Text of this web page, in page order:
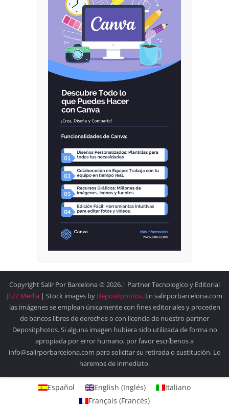
Copyright Salir Por Barcelona © 2026.| Partner Tecnologico y Editorial
JEZZ Media | Stock images by Depositphotos. En salirporbarcelona.com
las imágenes se emplean únicamente con fines editoriales y proceden
de bancos libres de derechos o con licencia de nuestro partner
Depositphotos. Si alguna imagen hubiera sido utilizada de forma no
apropiada por error humano, por favor escríbenos a
info@salirporbarcelona.com para solicitar su retirada o sustitución. Lo
haremos de inmediato.
Español English (Inglés)
Italiano
Français (Francés)